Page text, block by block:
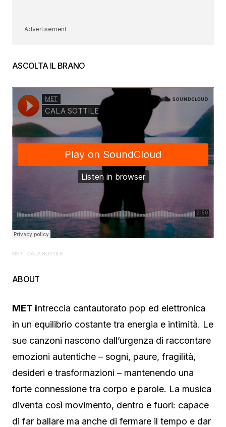
Advertisement
ASCOLTA IL BRANO
MET · CALA SOTTILE
ABOUT
MET intreccia cantautorato pop ed elettronica
in un equilibrio costante tra energia e intimità. Le
sue canzoni nascono dall’urgenza di raccontare
emozioni autentiche – sogni, paure, fragilità,
desideri e trasformazioni – mantenendo una
forte connessione tra corpo e parole. La musica
diventa così movimento, dentro e fuori: capace
di far ballare ma anche di fermare il tempo e dar